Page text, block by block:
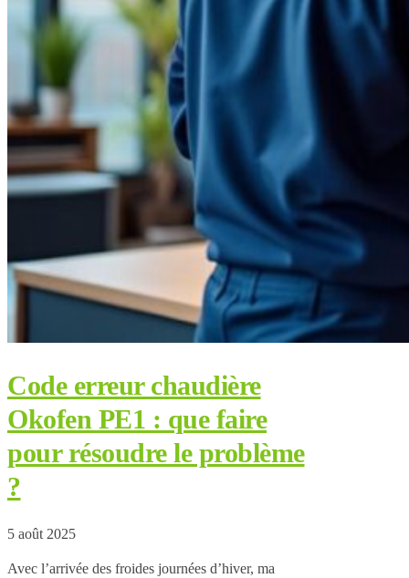
Code erreur chaudière
Okofen PE1 : que faire
pour résoudre le problème
?
5 août 2025
Avec l’arrivée des froides journées d’hiver, ma